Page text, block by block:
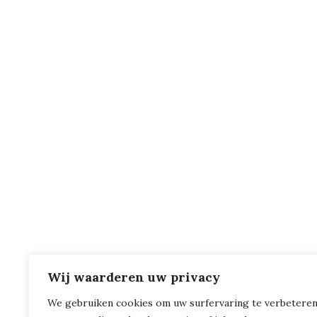
Wij waarderen uw privacy
We gebruiken cookies om uw surfervaring te